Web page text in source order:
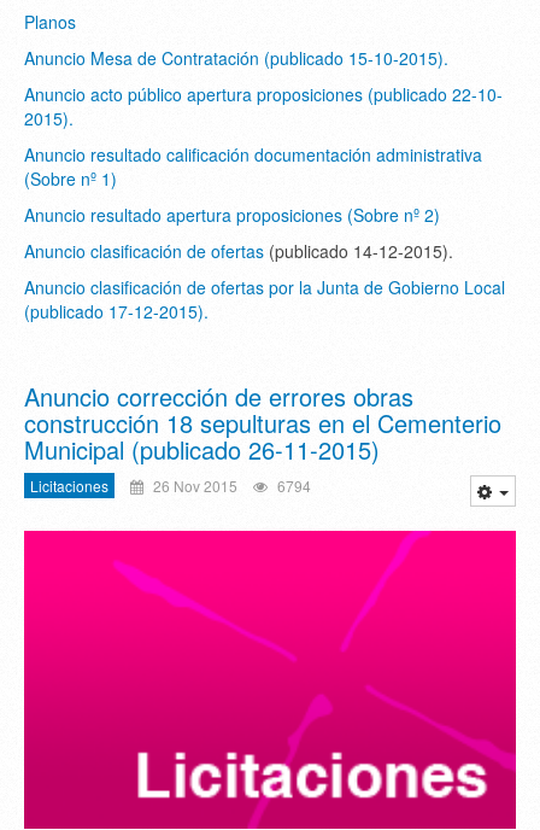
Planos
Anuncio Mesa de Contratación (publicado 15-10-2015).
Anuncio acto público apertura proposiciones (publicado 22-10-
2015).
Anuncio resultado calificación documentación administrativa
(Sobre nº 1)
Anuncio resultado apertura proposiciones (Sobre nº 2)
Anuncio clasificación de ofertas (publicado 14-12-2015).
Anuncio clasificación de ofertas por la Junta de Gobierno Local
(publicado 17-12-2015).
Anuncio corrección de errores obras
construcción 18 sepulturas en el Cementerio
Municipal (publicado 26-11-2015)
Licitaciones 26 Nov 2015 6794